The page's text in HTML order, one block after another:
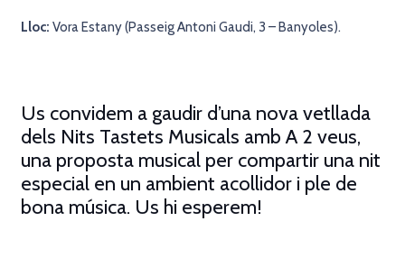
Lloc: Vora Estany (Passeig Antoni Gaudi, 3 – Banyoles).
Us convidem a gaudir d’una nova vetllada
dels Nits Tastets Musicals amb A 2 veus,
una proposta musical per compartir una nit
especial en un ambient acollidor i ple de
bona música. Us hi esperem!